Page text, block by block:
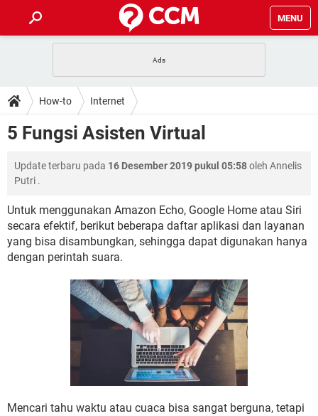
MENU
APLIKASI NONTON FILM & SERI
BUAT AKUN TIKTOK APLIKASI VIDEO-CALL
HOW-TO
SAFE MODE ANDROID
KODE RAHASIA NETFLIX
DOWNLOAD
TEWAS HOLDEM UNTUK IPHONE
FORUM
Reset Akun Facebook yang di-Hack
Front Office dan Back Office OOP - Data Enkapsulasi
Jenis-jenis Network atau Jaringan
How-to Internet
5 Fungsi Asisten Virtual
Update terbaru pada 16 Desember 2019 pukul 05:58oleh Annelis
Putri .
Untuk menggunakan Amazon Echo, Google Home atau Siri
secara efektif, berikut beberapa daftar aplikasi dan layanan
yang bisa disambungkan, sehingga dapat digunakan hanya
dengan perintah suara.
Mencari tahu waktu atau cuaca bisa sangat berguna, tetapi